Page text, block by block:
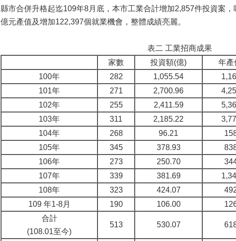
縣市合併升格起迄109年8月底，本市工業合計增加2,857件投資案
億元產值及增加122,397個就業機會，整體成績亮麗。
表二 工業招商成果
家數
投資額(億) 年產
100年
282 1,055.54
101年
271 2,700.96
102年
255 2,411.59
103年
311 2,185.22
104年
268 96.21
105年
345 378.93
106年
273 250.70
107年
339 381.69
108年
323 424.07
109 年1-8月
190 106.00
合計
(108.01至今)
513 530.07